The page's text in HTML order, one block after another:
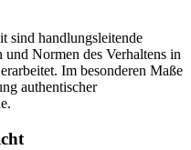
sind handlungsleitende
Normen des Verhaltens in
Im besonderen Maße
authentischer